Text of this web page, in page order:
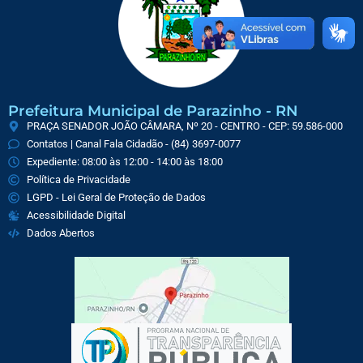
Prefeitura Municipal de Parazinho - RN
PRAÇA SENADOR JOÃO CÂMARA, Nº 20 - CENTRO - CEP: 59.586-000
Contatos | Canal Fala Cidadão - (84) 3697-0077
Expediente: 08:00 às 12:00 - 14:00 às 18:00
Política de Privacidade
LGPD - Lei Geral de Proteção de Dados
Acessibilidade Digital
Dados Abertos